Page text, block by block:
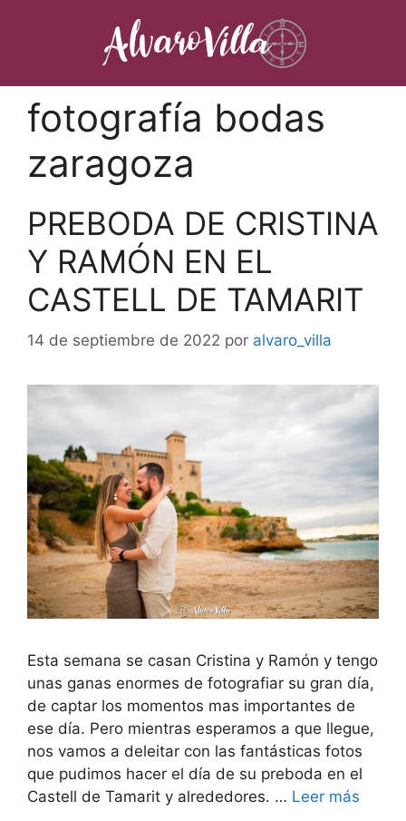
fotografía bodas
zaragoza
PREBODA DE CRISTINA
Y RAMÓN EN EL
CASTELL DE TAMARIT
14 de septiembre de 2022 por alvaro_villa
Esta semana se casan Cristina y Ramón y tengo
unas ganas enormes de fotografiar su gran día,
de captar los momentos mas importantes de
ese día. Pero mientras esperamos a que llegue,
nos vamos a deleitar con las fantásticas fotos
que pudimos hacer el día de su preboda en el
Castell de Tamarit y alrededores. … Leer más